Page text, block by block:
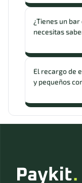
¿Tienes un
necesitas
El recargo de
y pequeños